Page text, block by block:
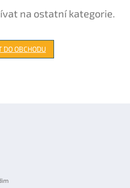
na ostatní kategorie.
DO OBCHODU